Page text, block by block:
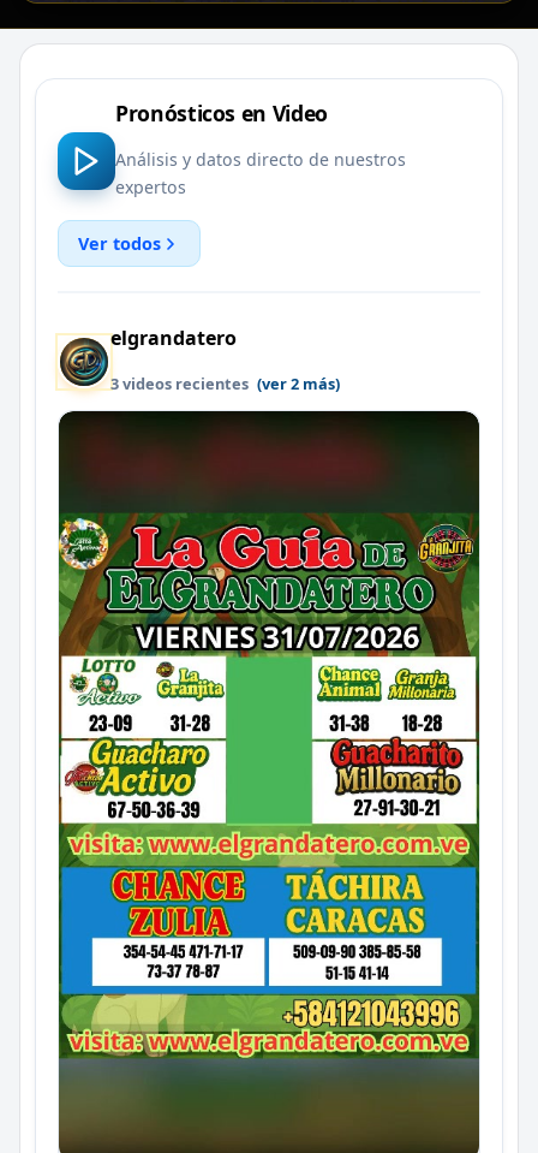
Pronósticos en Video
Análisis y datos directo de nuestros
expertos
Ver todos
elgrandatero
3 videos recientes (ver 2 más)